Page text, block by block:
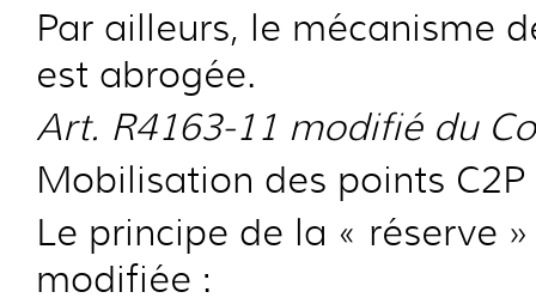
Par ailleurs, le mécanisme
est abrogée.
Art. R4163-11 modifié du
Mobilisation des points
Le principe de la « réserve
modifiée :